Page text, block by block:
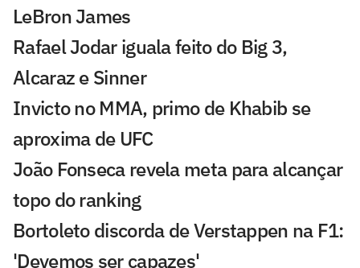
LeBron James
Rafael Jodar iguala feito do Big 3,
Alcaraz e Sinner
Invicto no MMA, primo de Khabib se
aproxima de UFC
João Fonseca revela meta para alcançar
topo do ranking
Bortoleto discorda de Verstappen na F1:
'Devemos ser capazes'